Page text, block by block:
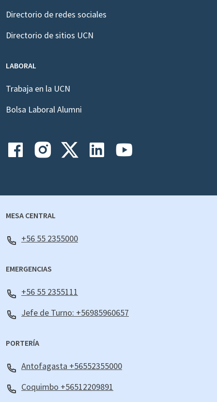
Directorio de redes sociales
Directorio de sitios UCN
LABORAL
Trabaja en la UCN
Bolsa Laboral Alumni
MESA CENTRAL
+56 55 2355000
EMERGENCIAS
+56 55 2355111
Jefe de Turno: +56985960657
PORTERÍA
Antofagasta +56552355000
Coquimbo +56512209891